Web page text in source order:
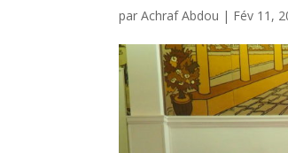
parAchraf Abdou | Fév 11,